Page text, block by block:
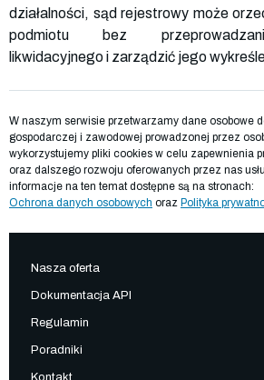
działalności, sąd rejestrowy może
podmiotu bez
likwidacyjnego i zarządzić jego
W naszym serwisie przetwarzamy dane osobowe
gospodarczej i zawodowej prowadzonej przez
wykorzystujemy pliki cookies w celu zapewnienia
oraz dalszego rozwoju oferowanych przez nas
informacje na ten temat dostępne są na stronach:
Ochrona danych osobowych oraz Polityka
Nasza oferta
Dokumentacja API
Regulamin
Poradniki
Kontakt